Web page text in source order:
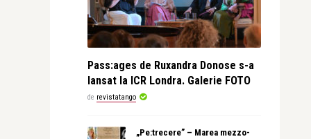
Pass:ages de Ruxandra Donose s-a
lansat la ICR Londra. Galerie FOTO
de revistatango
„Pe:trecere” – Marea mezzo-